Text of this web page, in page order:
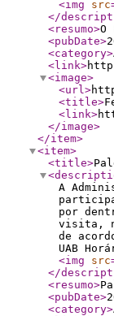
<img
src
</
<resumo>O
<pubDate>
<category>
<link>
<image>
<url>
<title>
<link>
</image>
</item>
<item>
<title>
A
por
visita,
de
UAB
<img
src
</
<resumo>
<pubDate>
<category>